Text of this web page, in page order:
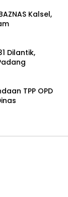
Kalsel,
Dilantik,
TPP OPD